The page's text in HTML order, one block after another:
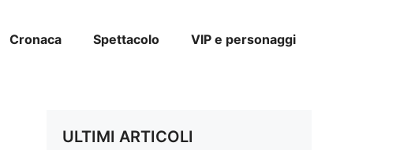
Cronaca Spettacolo VIP e personaggi
ULTIMI ARTICOLI